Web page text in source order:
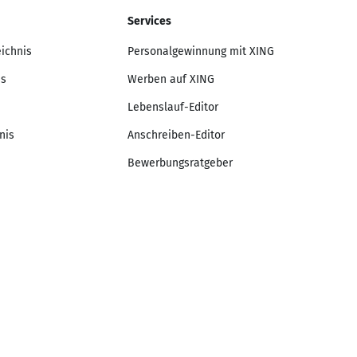
Services
Personalgewinnung mit XING
Werben auf XING
Lebenslauf-Editor
Anschreiben-Editor
Bewerbungsratgeber